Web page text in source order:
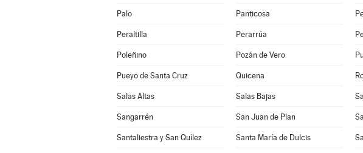
Palo Panticosa
Peraltilla Perarrúa
Poleñino Pozán de Vero
Pueyo de Santa Cruz Quicena
Salas Altas Salas Bajas
Sangarrén San Juan de Plan
Santaliestra y San Quílez Santa María de Dulcis